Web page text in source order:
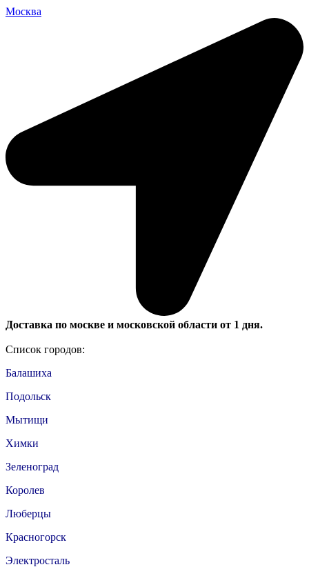
Москва
Доставка по москве и московской области от 1 дня.
Список городов:
Балашиха
Подольск
Мытищи
Химки
Зеленоград
Королев
Люберцы
Красногорск
Электросталь